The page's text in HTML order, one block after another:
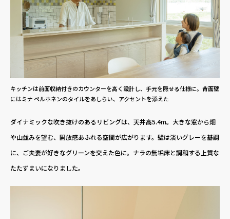
キッチンは前面収納付きのカウンターを高く設計し、手元を隠せる仕様に。背面壁
にはミナ ペルホネンのタイルをあしらい、アクセントを添えた
ダイナミックな吹き抜けのあるリビングは、天井高5.4m。大きな窓から畑
や山並みを望む、開放感あふれる空間が広がります。壁は淡いグレーを基調
に、ご夫妻が好きなグリーンを交えた色に。ナラの無垢床と調和する上質な
たたずまいになりました。